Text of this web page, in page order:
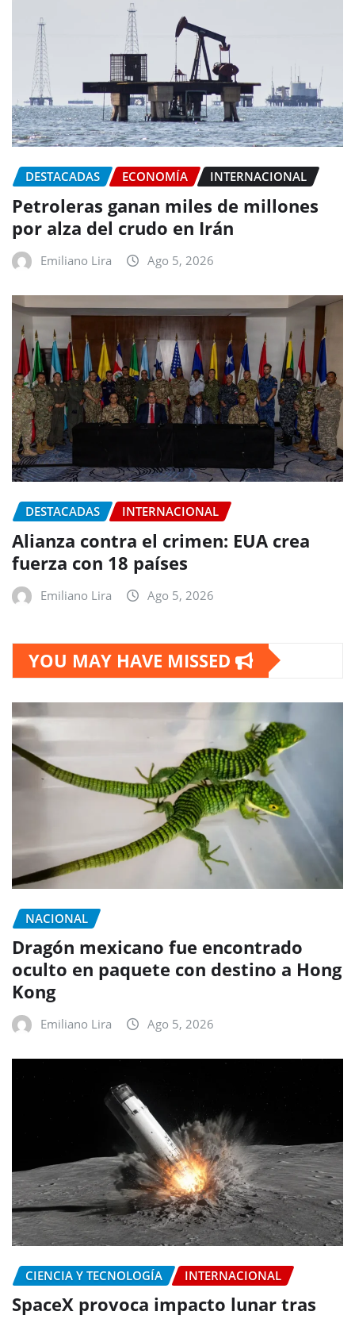
DESTACADAS ECONOMÍA INTERNACIONAL
Petroleras ganan miles de millones
por alza del crudo en Irán
Emiliano Lira Ago 5, 2026
DESTACADAS INTERNACIONAL
Alianza contra el crimen: EUA crea
fuerza con 18 países
Emiliano Lira Ago 5, 2026
YOU MAY HAVE MISSED
NACIONAL
Dragón mexicano fue encontrado
oculto en paquete con destino a Hong
Kong
Emiliano Lira Ago 5, 2026
CIENCIA Y TECNOLOGÍA INTERNACIONAL
SpaceX provoca impacto lunar tras